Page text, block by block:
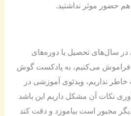
حضور موثر نداشتید.
در سال‌های تحصیل یا دوره‌های
فراموش می‌کنیم، به پادکست گوش
نداریم، ویدئوی آموزشی در
نکات آن مشکل داریم این باشد
مجبور است بیاموزد و دقت کند